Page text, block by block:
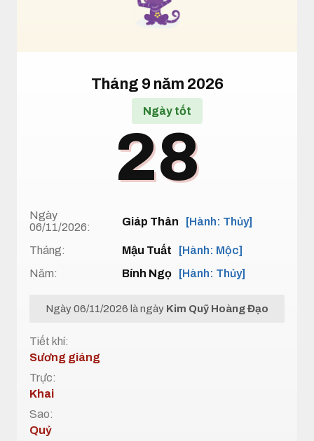
Tháng 9 năm 2026
Ngày tốt
28
Ngày
06/11/2026:
Giáp Thân [Hành: Thủy]
Tháng: Mậu Tuất
[Hành: Mộc]
Năm:
Bính Ngọ [Hành: Thủy]
Ngày 06/11/2026 là ngày Kim Quỹ Hoàng Đạo
Tiết khí:
Sương giáng
Trực:
Khai
Sao:
Quỷ